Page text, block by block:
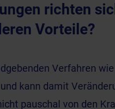
richten
Vorteile?
Verfahren
kann damit
pauschal von den